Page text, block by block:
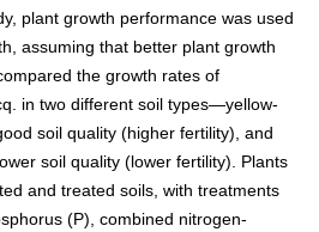
plant growth performance was used
assuming that better plant growth
the growth rates of
in two different soil types—yellow-
soil quality (higher fertility), and
soil quality (lower fertility). Plants
and treated soils, with treatments
(P), combined nitrogen-